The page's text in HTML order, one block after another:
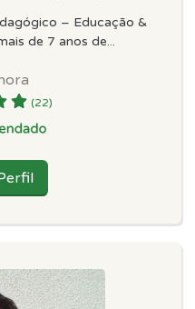
– Educação &
de 7 anos de...
(22)